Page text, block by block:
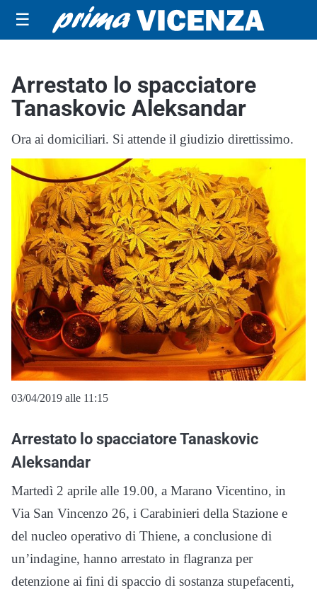
☰
Arrestato lo spacciatore
Tanaskovic Aleksandar
Ora ai domiciliari. Si attende il giudizio direttissimo.
03/04/2019 alle 11:15
Arrestato lo spacciatore Tanaskovic
Aleksandar
Martedì 2 aprile alle 19.00, a Marano Vicentino, in
Via San Vincenzo 26, i Carabinieri della Stazione e
del nucleo operativo di Thiene, a conclusione di
un’indagine, hanno arrestato in flagranza per
detenzione ai fini di spaccio di sostanza stupefacenti,